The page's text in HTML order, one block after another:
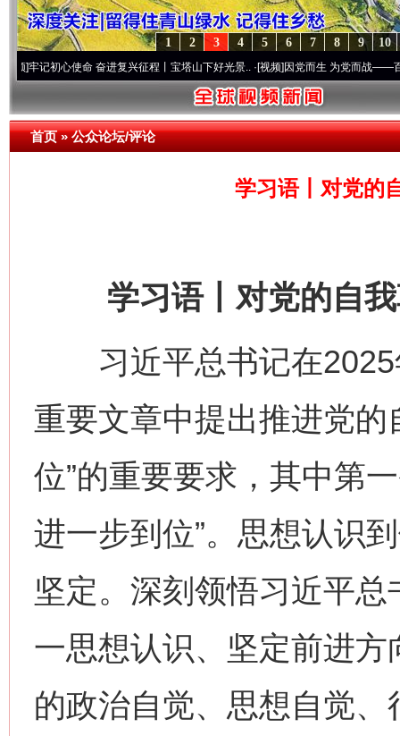
10
9
8
7
6
5
4
3
2
1
心使命 奋进复兴征程丨宝塔山下好光景..·[视频]因党而生 为党而战——百年“纪”事
首页»公众论坛/评论
学习语丨对党的
学习语丨对党的自我
习近平总书记在2025
重要文章中提出推进党的
位”的重要要求，其中第
进一步到位”。思想认识
坚定。深刻领悟习近平
一思想认识、坚定前进
的政治自觉、思想自觉